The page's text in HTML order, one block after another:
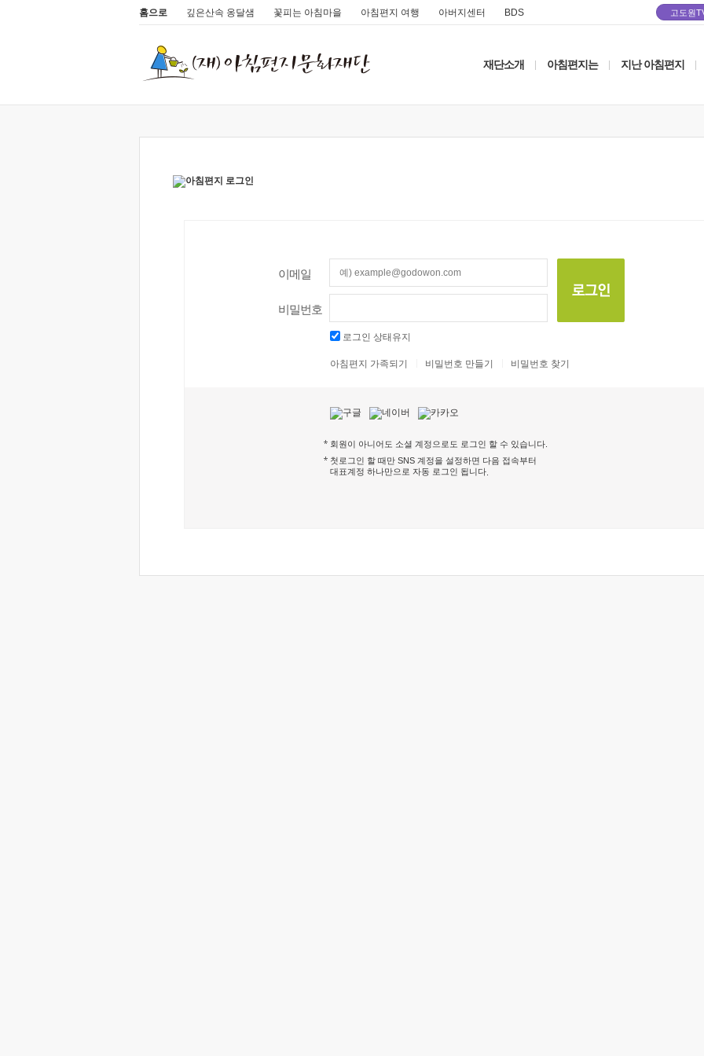
홈으로 깊은산속 옹달샘 꽃피는 아침마을 아침편지 여행 아버지센터 BDS 고도원
재단소개 아침편지는 지난 아침편지
이메일
비밀번호
로그인 상태유지
아침편지 가족되기 비밀번호 만들기 비밀번호 찾기
회원이 아니어도 소셜 계정으로도 로그인 할 수 있습니다.
첫로그인 할 때만 SNS 계정을 설정하면 다음 접속부터
대표계정 하나만으로 자동 로그인 됩니다